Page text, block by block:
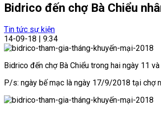
Bidrico đến chợ Bà Chiểu
Tin tức sự kiện
14-09-18 | 9:34
Bidrico đến chợ Bà Chiểu trong hai ngày 11
P/s: ngày bế mạc là ngày 17/9/2018 tại chợ